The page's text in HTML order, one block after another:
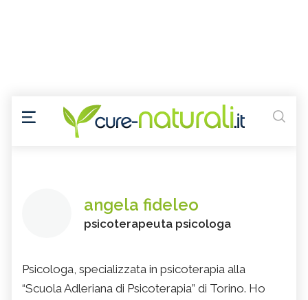
angela fideleo
psicoterapeuta psicologa
Psicologa, specializzata in psicoterapia alla
“Scuola Adleriana di Psicoterapia” di Torino. Ho